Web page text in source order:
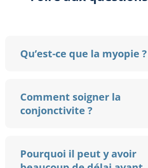
Qu’est-ce que la myopie ?
Comment soigner la
conjonctivite ?
Pourquoi il peut y avoir